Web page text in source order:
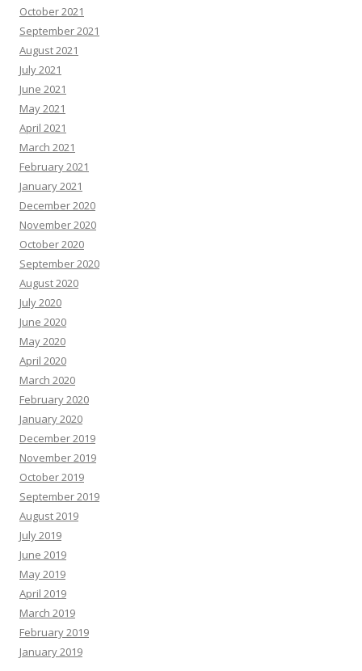
October 2021
September 2021
August 2021
July 2021
June 2021
May 2021
April 2021
March 2021
February 2021
January 2021
December 2020
November 2020
October 2020
September 2020
August 2020
July 2020
June 2020
May 2020
April 2020
March 2020
February 2020
January 2020
December 2019
November 2019
October 2019
September 2019
August 2019
July 2019
June 2019
May 2019
April 2019
March 2019
February 2019
January 2019